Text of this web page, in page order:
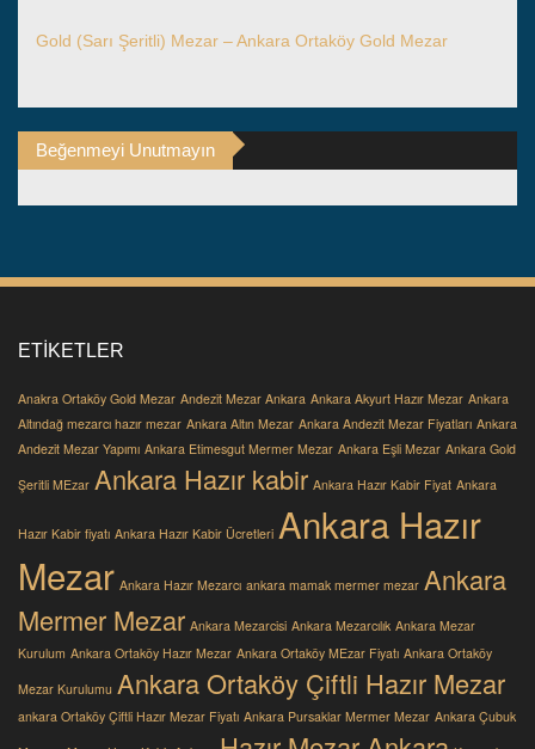
Gold (Sarı Şeritli) Mezar – Ankara Ortaköy Gold Mezar
Beğenmeyi Unutmayın
ETIKETLER
Anakra Ortaköy Gold Mezar Andezit Mezar Ankara Ankara Akyurt Hazır Mezar Ankara
Altındağ mezarcı hazır mezar Ankara Altın Mezar Ankara Andezit Mezar Fiyatları Ankara
Andezit Mezar Yapımı Ankara Etimesgut Mermer Mezar Ankara Eşli Mezar Ankara Gold
Şeritli MEzar Ankara Hazır kabir Ankara Hazır Kabir Fiyat Ankara
Hazır Kabir fiyatı Ankara Hazır Kabir Ücretleri Ankara Hazır
Mezar Ankara Hazır Mezarcı ankara mamak mermer mezar Ankara
Mermer Mezar Ankara Mezarcisi Ankara Mezarcılık Ankara Mezar
Kurulum Ankara Ortaköy Hazır Mezar Ankara Ortaköy MEzar Fiyatı Ankara Ortaköy
Mezar Kurulumu Ankara Ortaköy Çiftli Hazır Mezar
ankara Ortaköy Çiftli Hazır Mezar Fiyatı Ankara Pursaklar Mermer Mezar Ankara Çubuk